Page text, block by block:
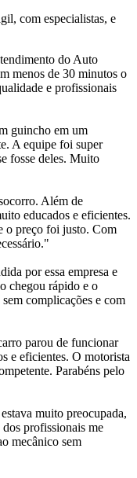
com especialistas, e
do Auto
menos de 30 minutos o
e profissionais
guincho em um
A equipe foi super
fosse deles. Muito
Além de
educados e eficientes.
o preço foi justo. Com
por essa empresa e
chegou rápido e o
complicações e com
parou de funcionar
e eficientes. O motorista
Parabéns pelo
muito preocupada,
profissionais me
mecânico sem